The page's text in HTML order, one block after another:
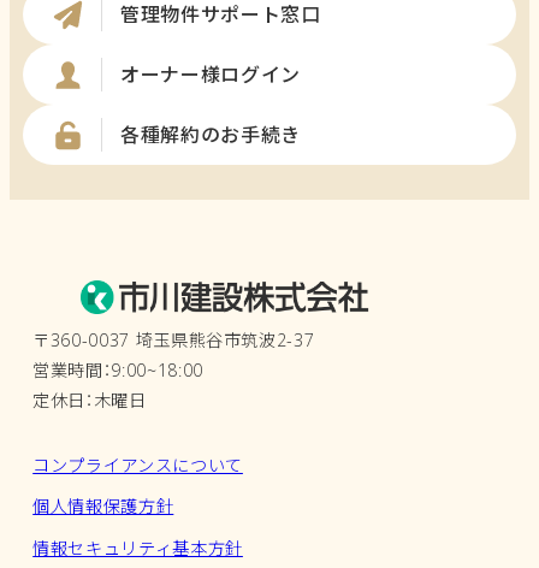
管理物件サポート窓口
オーナー様ログイン
各種解約のお手続き
〒360-0037 埼玉県熊谷市筑波2-37
営業時間：9:00~18:00
定休日：木曜日
コンプライアンスについて
個人情報保護方針
情報セキュリティ基本方針